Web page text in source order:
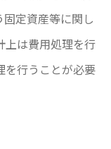
定資産等に関し
上は費用処理を行
を行うことが必要